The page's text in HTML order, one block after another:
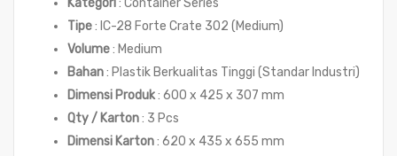
Kategori: Container Series
Tipe: IC-28 Forte Crate 302 (Medium)
Volume: Medium
Bahan: Plastik Berkualitas Tinggi (Standar Industri)
Dimensi Produk: 600 x 425 x 307 mm
Qty / Karton: 3 Pcs
Dimensi Karton: 620 x 435 x 655 mm